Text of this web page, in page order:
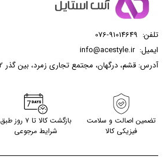
تلفن: 076-91014649
ایمیل:info@acestyle.ir
آدرس: قشم، درگهان، مجتمع تجاری زمرد، بین گذر 2 و 3، پلاک G8
تضمین اصالت و سلامت
فیزیکی کالا
بازگشت کالا تا ۷ روز طبق
شرایط مرجوعی